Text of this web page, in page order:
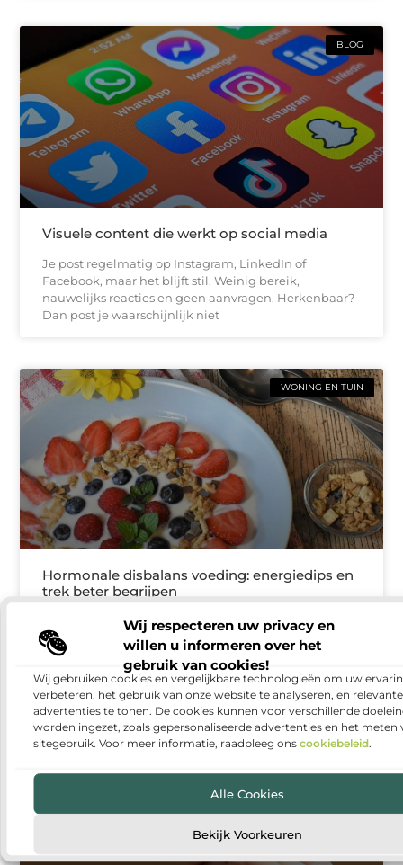
Wij respecteren uw privacy en
willen u informeren over het
gebruik van cookies!
Wij gebruiken cookies en vergelijkbare technologieën om uw
verbeteren, het gebruik van onze website te analyseren, en relevante
advertenties te tonen. De cookies kunnen voor verschillende
worden ingezet, zoals gepersonaliseerde advertenties en het meten
sitegebruik. Voor meer informatie, raadpleeg ons cookiebeleid.
Alle Cookies
Bekijk Voorkeuren
BLOG
Visuele content die werkt op social media
Je post regelmatig op Instagram, LinkedIn of
Facebook, maar het blijft stil. Weinig bereik,
nauwelijks reacties en geen aanvragen. Herkenbaar?
Dan post je waarschijnlijk niet
WONING EN TUIN
Hormonale disbalans voeding: energiedips en
trek beter begrijpen
Energiedips en trek worden vaak gezien als gebrek
aan discipline. Toch kunnen ze samenhangen met
eetritme, slaap, stress, cyclus en hormonen. Wie
klachten serieus wil
BEDRIJVEN